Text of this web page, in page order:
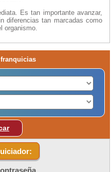
Es tan importante avanzar,
diferencias tan marcadas como
organismo.